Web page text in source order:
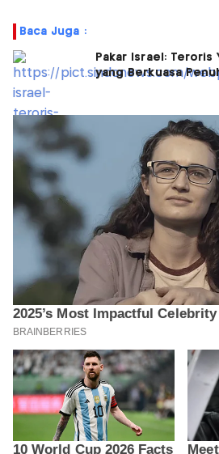
Baca Juga :
Pakar Israel: Teroris
yang Berkuasa